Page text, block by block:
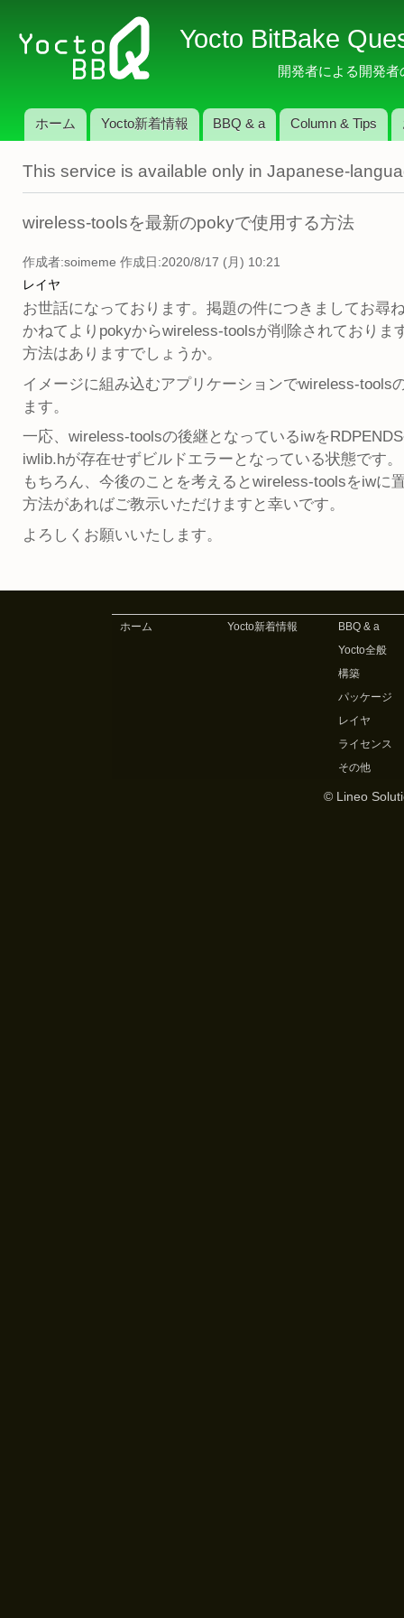
イ
コ
テ
ツ
に
Yocto BitBake
開発者による開発
メインメニュー
ホーム Yocto新着情報 BBQ & a Column & Tips
This service is available only in Japanese-
wireless-toolsを最新のpokyで使用する方法
作成者:soimeme 作成日:2020/8/17 (月) 10:21
レイヤ
お世話になっております。掲題の件につきましてお尋
かねてよりpokyからwireless-toolsが削除されており
方法はありますでしょうか。
イメージに組み込むアプリケーションでwireless-
ます。
一応、wireless-toolsの後継となっているiwを
iwlib.hが存在せずビルドエラーとなっている状態です。
もちろん、今後のことを考えるとwireless-toolsをiw
方法があればご教示いただけますと幸いです。
よろしくお願いいたします。
ホーム Yocto新着情報
BBQ & a
Yocto全般
構築
パッケージ
レイヤ
ライセンス
その他
© Lineo